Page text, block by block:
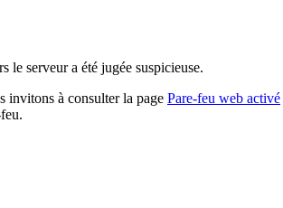
le serveur a été jugée suspicieuse.
invitons à consulter la page Pare-feu web activé